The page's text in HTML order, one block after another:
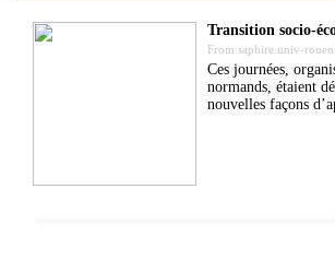
Transition socio-
From saphire.univ-
Ces journées,
normands, étaient
nouvelles façons